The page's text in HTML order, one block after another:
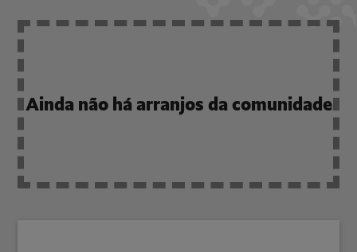
Ainda não há arranjos da comunidade